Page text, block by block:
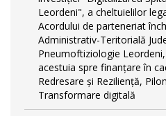
Leordeni", a cheltuielilor
Acordului de parteneriat
Administrativ-Teritorială
Pneumoftiziologie
acestuia spre finanțare în
Redresare și Reziliență,
Transformare digitală